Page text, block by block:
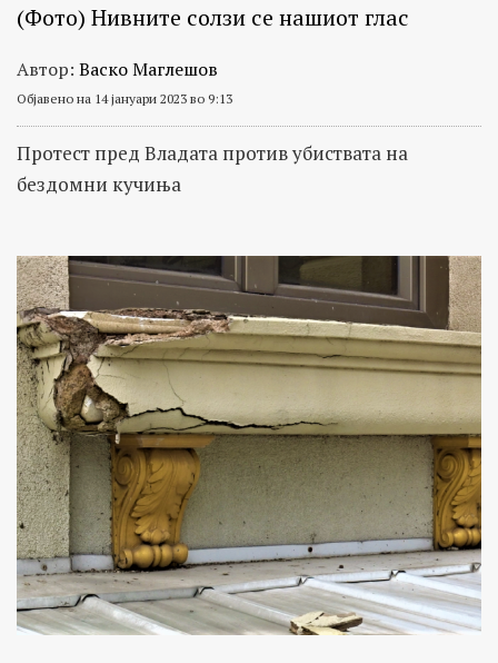
(Фото) Нивните солзи се нашиот глас
Автор: Васко Маглешов
Објавено на 14 јануари 2023 во 9:13
Протест пред Владата против убиствата на
бездомни кучиња